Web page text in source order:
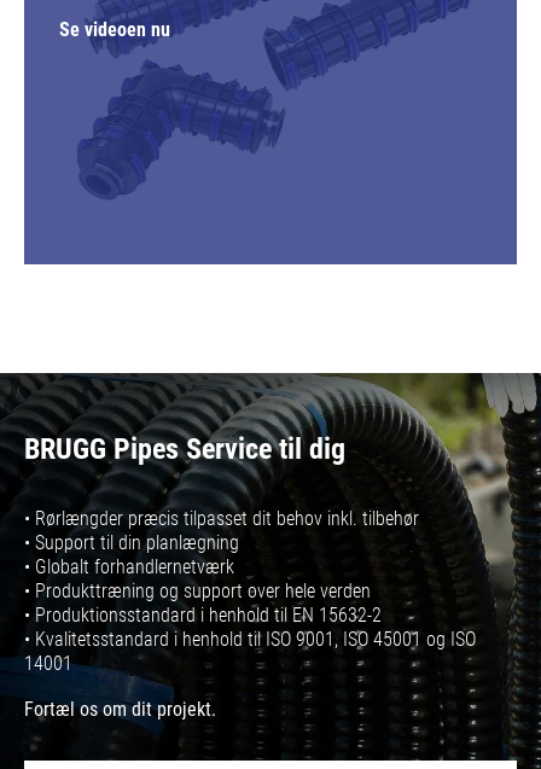
Se videoen nu
BRUGG Pipes Service til dig
• Rørlængder præcis tilpasset dit behov inkl. tilbehør
• Support til din planlægning
• Globalt forhandlernetværk
• Produkttræning og support over hele verden
• Produktionsstandard i henhold til EN 15632-2
• Kvalitetsstandard i henhold til ISO 9001, ISO 45001 og ISO
14001
Fortæl os om dit projekt.